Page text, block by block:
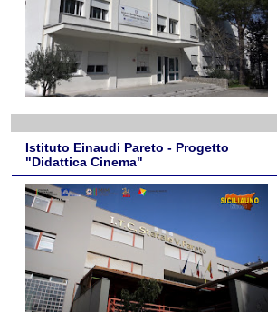
Istituto Einaudi Pareto - Progetto
"Didattica Cinema"